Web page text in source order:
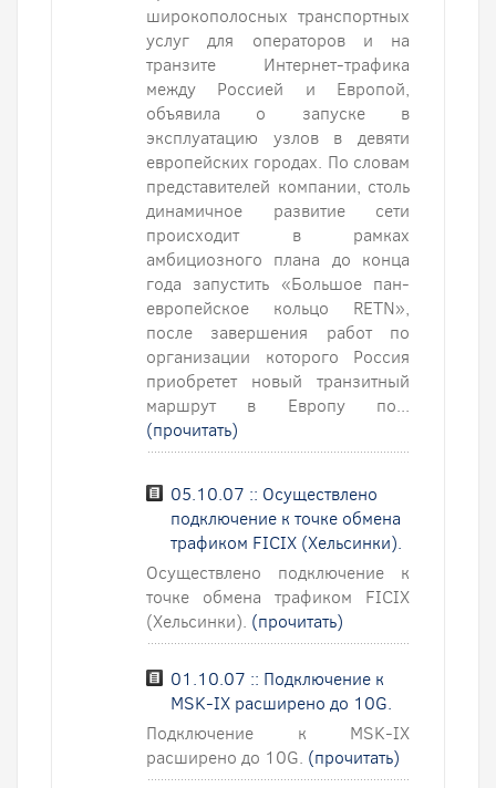
широкополосных транспортных
услуг для операторов и на
транзите Интернет-трафика
между Россией и Европой,
объявила о запуске в
эксплуатацию узлов в девяти
европейских городах. По словам
представителей компании, столь
динамичное развитие сети
происходит в рамках
амбициозного плана до конца
года запустить «Большое пан-
европейское кольцо RETN»,
после завершения работ по
организации которого Россия
приобретет новый транзитный
маршрут в Европу по...
(прочитать)
05.10.07 :: Осуществлено
подключение к точке обмена
трафиком FICIX (Хельсинки).
Осуществлено подключение к
точке обмена трафиком FICIX
(Хельсинки). (прочитать)
01.10.07 :: Подключение к
MSK-IX расширено до 10G.
Подключение к MSK-IX
расширено до 10G. (прочитать)